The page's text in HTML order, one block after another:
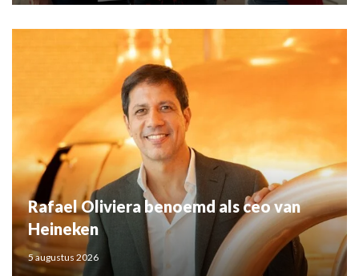
Rafael Oliviera benoemd als ceo van
Heineken
5 augustus 2026